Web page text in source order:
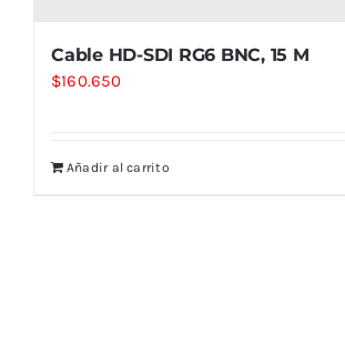
Cable HD-SDI RG6 BNC, 15 M
$160.650
Añadir al carrito